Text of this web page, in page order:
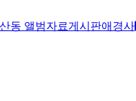
동 앨범자료게시판애경사